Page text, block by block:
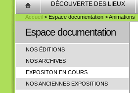
DÉCOUVERTE DES LIEUX
Accueil > Espace documentation > Animations
Espace documentation
NOS ÉDITIONS
NOS ARCHIVES
EXPOSITON EN COURS
NOS ANCIENNES EXPOSITIONS